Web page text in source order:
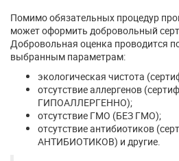
Помимо обязательных процедур
может оформить добровольный
Добровольная оценка проводится
выбранным параметрам:
экологическая чистота
отсутствие аллергенов
ГИПОАЛЛЕРГЕННО);
отсутствие ГМО (БЕЗ ГМО);
отсутствие антибиотиков
АНТИБИОТИКОВ) и другие.